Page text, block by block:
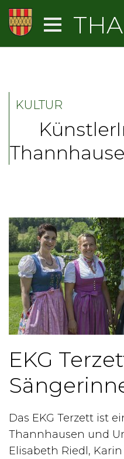
KULTUR
EKG
Das EKG Terzett ist
Thannhausen und
Elisabeth Riedl,